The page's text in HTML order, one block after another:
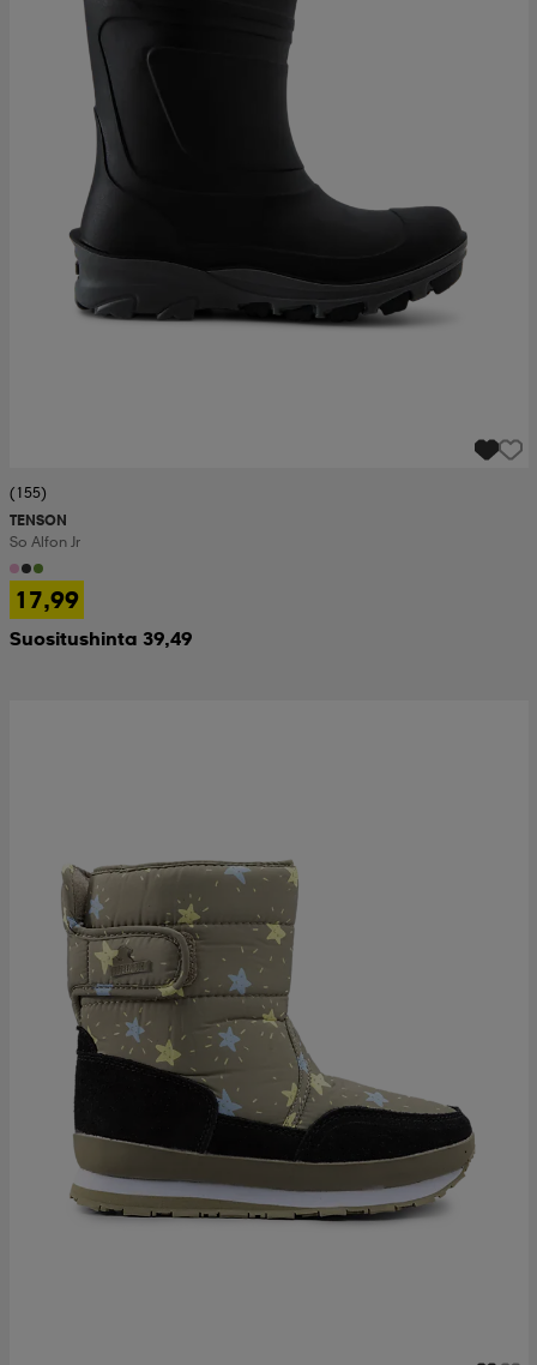
(155)
TENSON
So Alfon Jr
17,99
Suositushinta 39,49